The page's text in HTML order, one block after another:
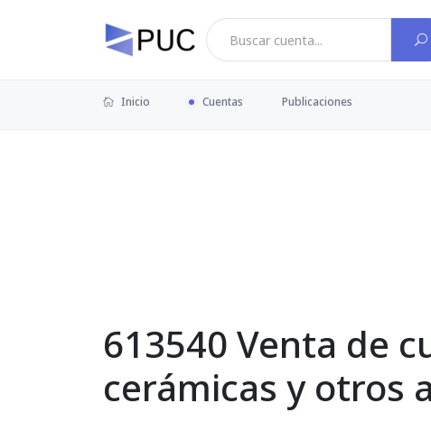
Inicio Cuentas Publicaciones
613540 Venta de
cerámicas y otros